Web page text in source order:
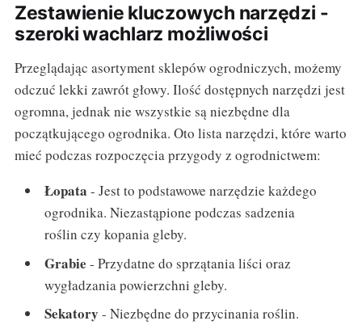
Zestawienie kluczowych narzędzi -
szeroki wachlarz możliwości
Przeglądając asortyment sklepów ogrodniczych, możemy
odczuć lekki zawrót głowy. Ilość dostępnych narzędzi jest
ogromna, jednak nie wszystkie są niezbędne dla
początkującego ogrodnika. Oto lista narzędzi, które warto
mieć podczas rozpoczęcia przygody z ogrodnictwem:
Łopata - Jest to podstawowe narzędzie każdego
ogrodnika. Niezastąpione podczas sadzenia
roślin czy kopania gleby.
Grabie - Przydatne do sprzątania liści oraz
wygładzania powierzchni gleby.
Sekatory - Niezbędne do przycinania roślin.